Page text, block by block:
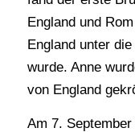
England und
England unter
wurde. Anne
von England
Am 7.